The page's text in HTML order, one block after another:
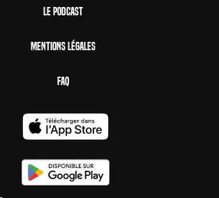
Le Podcast
Mentions Légales
FAQ